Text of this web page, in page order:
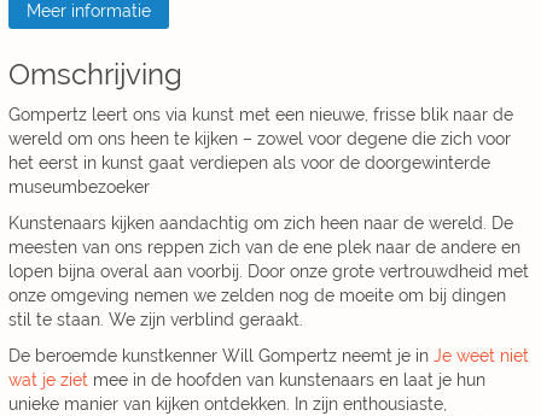
Meer informatie
Omschrijving
Gompertz leert ons via kunst met een nieuwe, frisse blik naar de
wereld om ons heen te kijken – zowel voor degene die zich voor
het eerst in kunst gaat verdiepen als voor de doorgewinterde
museumbezoeker
Kunstenaars kijken aandachtig om zich heen naar de wereld. De
meesten van ons reppen zich van de ene plek naar de andere en
lopen bijna overal aan voorbij. Door onze grote vertrouwdheid met
onze omgeving nemen we zelden nog de moeite om bij dingen
stil te staan. We zijn verblind geraakt.
De beroemde kunstkenner Will Gompertz neemt je in Je weet niet
wat je ziet mee in de hoofden van kunstenaars en laat je hun
unieke manier van kijken ontdekken. In zijn enthousiaste,